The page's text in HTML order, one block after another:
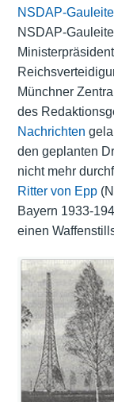
NSDAP-
NSDAP-
Münchner
des
Nachrichten
den geplanten
nicht mehr
Ritter von Epp
Bayern 1933-
einen